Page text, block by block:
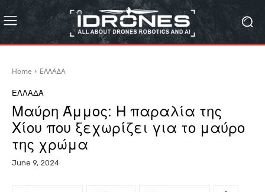
Home ΕΛΛΑΔΑ
ΕΛΛΑΔΑ
Μαύρη Άμμος: Η παραλία της
Χίου που ξεχωρίζει για το μαύρο
της χρώμα
June 9, 2024